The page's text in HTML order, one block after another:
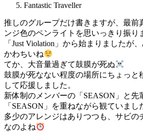
Fantastic Traveller
推しのグループだけ書きますが、最前
ンジ色のペンライトを思いっきり振り
「Just Violation」から始まりましたが
かわちいね
てか、大音量過ぎて鼓膜が死ぬ
鼓膜が死なない程度の場所にちょっと
して応援しました。
新体制のメンバーの「SEASON」と先
「SEASON」を重ねながら観ていまし
多少のアレンジはありつつも、サビの
なのよね